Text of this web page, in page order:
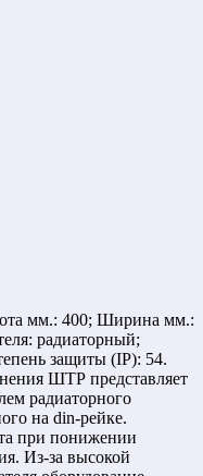
мм.: 400; Ширина мм.:
радиаторный;
защиты (IP): 54.
ШТР представляет
радиаторного
на din-рейке.
при понижении
Из-за высокой